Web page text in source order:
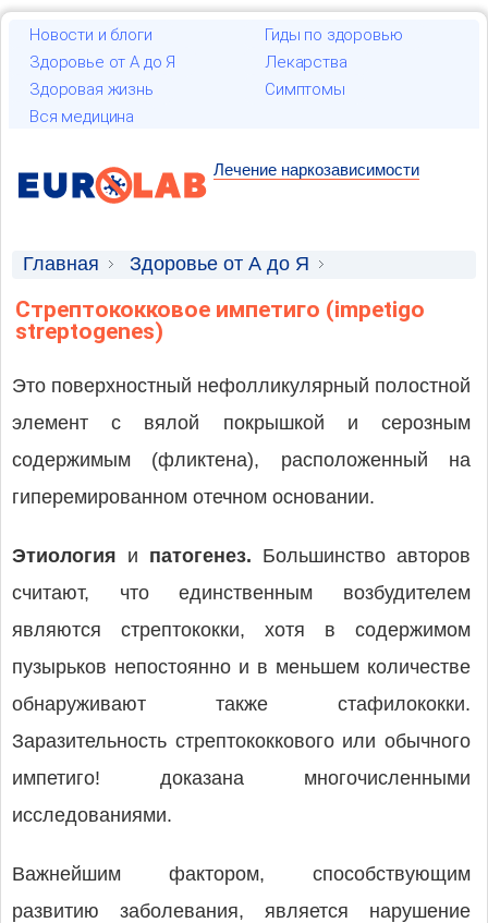
Новости и блоги
Гиды по здоровью
Здоровье от А до Я
Лекарства
Здоровая жизнь
Симптомы
Вся медицина
Лечение наркозависимости
Главная
Здоровье от А до Я
Дерматология
Стрептококковое импетиго (impetigo
streptogenes)
Это поверхностный нефолликулярный полостной
элемент с вялой покрышкой и серозным
содержимым (фликтена), расположенный на
гиперемированном отечном основании.
Этиология и патогенез. Большинство авторов
считают, что единственным возбудителем
являются стрептококки, хотя в содержимом
пузырьков непостоянно и в меньшем количестве
обнаруживают также стафилококки.
Заразительность стрептококкового или обычного
импетиго! доказана многочисленными
исследованиями.
Важнейшим фактором, способствующим
развитию заболевания, является нарушение